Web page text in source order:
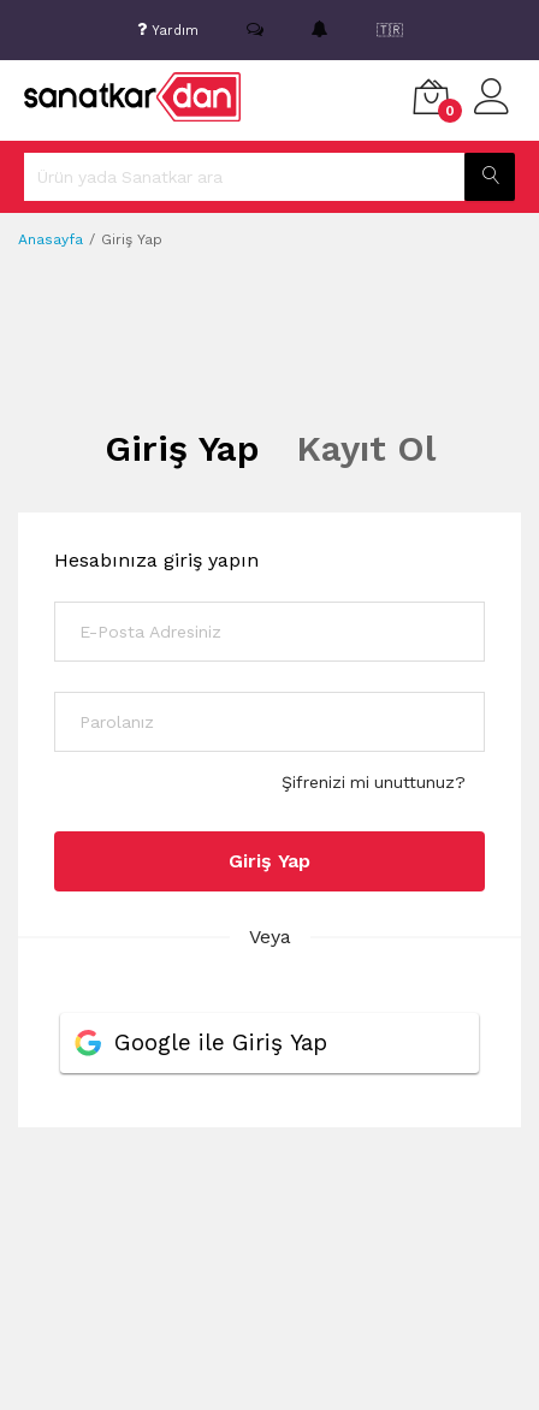
Yardım 🇹🇷
0
Anasayfa Giriş Yap
Giriş Yap Kayıt Ol
Hesabınıza giriş yapın
Şifrenizi mi unuttunuz?
Giriş Yap
Veya
Google ile Giriş Yap